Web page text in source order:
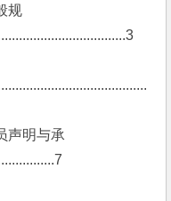
规
声明与承